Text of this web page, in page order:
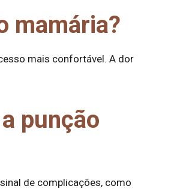
mamária?
mais confortável. A dor
punção
de complicações, como